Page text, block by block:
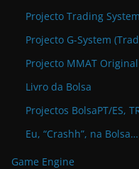
Projecto Trading
Projecto G-System
Projecto MMAT Original
Livro da Bolsa
Projectos BolsaPT/ES,
Eu, “Crashh”, na Bolsa…
Game Engine